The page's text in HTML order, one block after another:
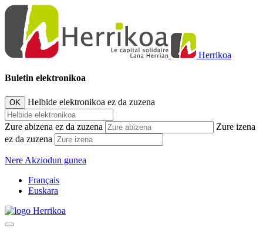
Herrikoa
Buletin elektronikoa
OK Helbide elektronikoa ez da zuzena
Zure abizena ez da zuzena
Zure izena
ez da zuzena
Nere Akziodun gunea
Français
Euskara